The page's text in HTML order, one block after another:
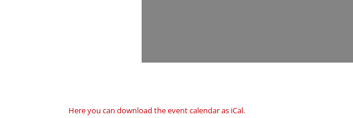
Here you can download the event calendar as iCal.